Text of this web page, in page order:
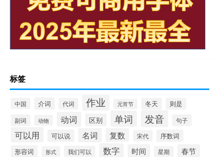
标签
中国 介词 代词 作业 元宵节 冬天
则是
副词
动物 动词 区别 单词 发音 句子
可以用 可以说 名词 复数 宋代
序数词
形容词
形式 我们可以 数字 时间 星期 春节